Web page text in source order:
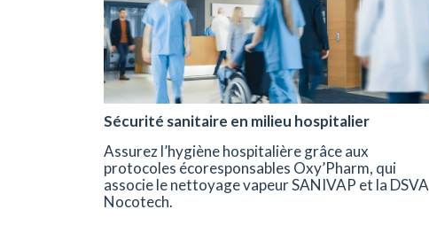
Sécurité sanitaire en milieu hospitalier
Assurez l’hygiène hospitalière grâce aux
protocoles écoresponsables Oxy’Pharm, qui
associe le nettoyage vapeur SANIVAP et la DSVA
Nocotech.